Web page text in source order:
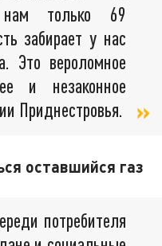
нам только 69
забирает у нас
Это вероломное
и незаконное
Приднестровья.
оставшийся газ
потребителя